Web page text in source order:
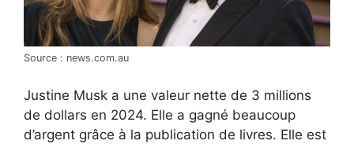
Source : news.com.au
Justine Musk a une valeur nette de 3 millions
de dollars en 2024. Elle a gagné beaucoup
d’argent grâce à la publication de livres. Elle est